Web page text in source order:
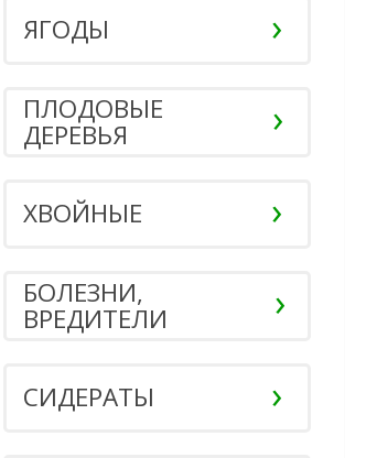
ЯГОДЫ
ПЛОДОВЫЕ
ДЕРЕВЬЯ
ХВОЙНЫЕ
БОЛЕЗНИ,
ВРЕДИТЕЛИ
СИДЕРАТЫ